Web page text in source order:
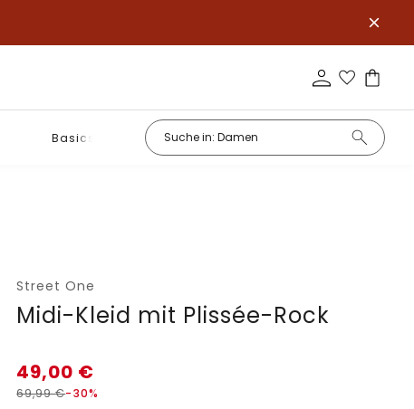
Basics
Street One
Midi-Kleid mit Plissée-Rock
49,00 €
69,99€-30%